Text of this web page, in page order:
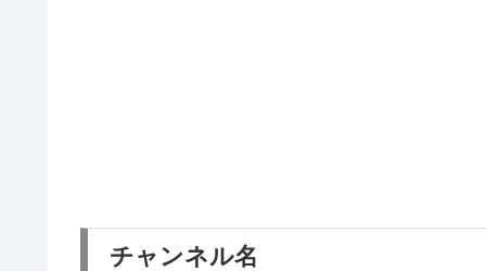
チャンネル名